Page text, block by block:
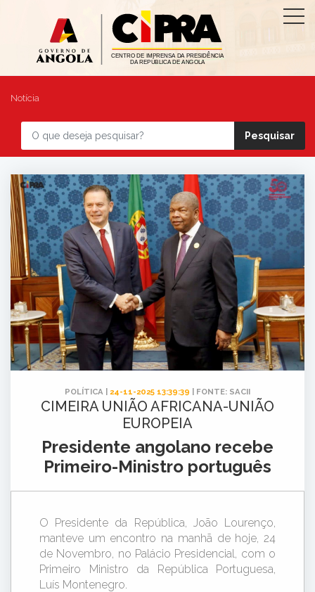
Notícia
POLÍTICA | 24-11-2025 13:39:39 | FONTE: SACII
CIMEIRA UNIÃO AFRICANA-UNIÃO
EUROPEIA
Presidente angolano recebe
Primeiro-Ministro português
O Presidente da República, João Lourenço,
manteve um encontro na manhã de hoje, 24
de Novembro, no Palácio Presidencial, com o
Primeiro Ministro da República Portuguesa,
Luís Montenegro.